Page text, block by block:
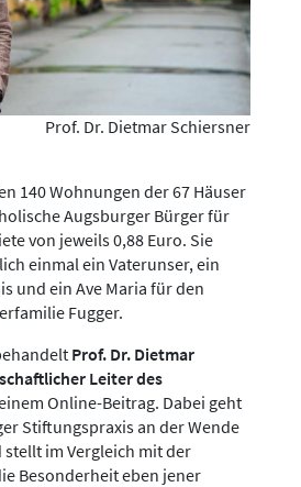
Prof. Dr. Dietmar Schiersner
140 Wohnungen der 67 Häuser
Augsburger Bürger für
von jeweils 0,88 Euro. Sie
einmal ein Vaterunser, ein
und ein Ave Maria für den
Fugger.
Prof. Dr. Dietmar
Leiter des
Online-Beitrag. Dabei geht
Stiftungspraxis an der Wende
im Vergleich mit der
Besonderheit eben jener